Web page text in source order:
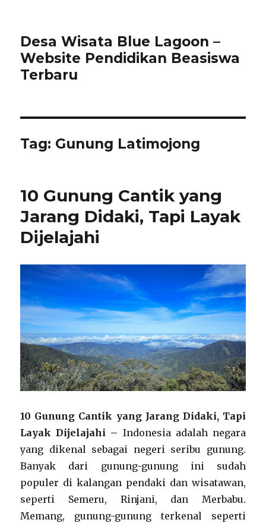
Desa Wisata Blue Lagoon –
Website Pendidikan Beasiswa
Terbaru
Tag: Gunung Latimojong
10 Gunung Cantik yang
Jarang Didaki, Tapi Layak
Dijelajahi
10 Gunung Cantik yang Jarang Didaki, Tapi
Layak Dijelajahi – Indonesia adalah negara
yang dikenal sebagai negeri seribu gunung.
Banyak dari gunung-gunung ini sudah
populer di kalangan pendaki dan wisatawan,
seperti Semeru, Rinjani, dan Merbabu.
Memang, gunung-gunung terkenal seperti